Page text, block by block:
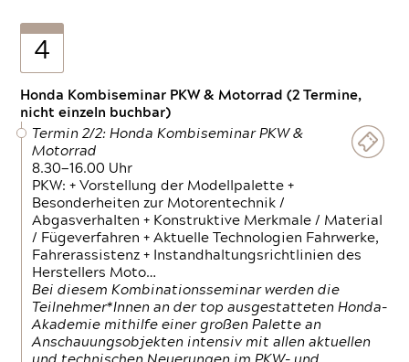
4
Honda Kombiseminar PKW & Motorrad (2 Termine,
nicht einzeln buchbar)
Termin 2/2: Honda Kombiseminar PKW &
Motorrad
8.30—16.00 Uhr
PKW: + Vorstellung der Modellpalette +
Besonderheiten zur Motorentechnik /
Abgasverhalten + Konstruktive Merkmale / Material
/ Fügeverfahren + Aktuelle Technologien Fahrwerke,
Fahrerassistenz + Instandhaltungsrichtlinien des
Herstellers Moto…
Bei diesem Kombinationsseminar werden die
Teilnehmer*Innen an der top ausgestatteten Honda-
Akademie mithilfe einer großen Palette an
Anschauungsobjekten intensiv mit allen aktuellen